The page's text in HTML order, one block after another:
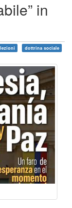
in
dottrina sociale